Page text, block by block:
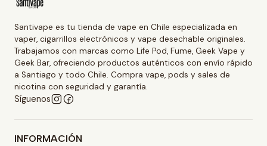
Santivape es tu tienda de vape en Chile especializada en
vaper, cigarrillos electrónicos y vape desechable originales.
Trabajamos con marcas como Life Pod, Fume, Geek Vape y
Geek Bar, ofreciendo productos auténticos con envío rápido
a Santiago y todo Chile. Compra vape, pods y sales de
nicotina con seguridad y garantía.
Síguenos
INFORMACIÓN